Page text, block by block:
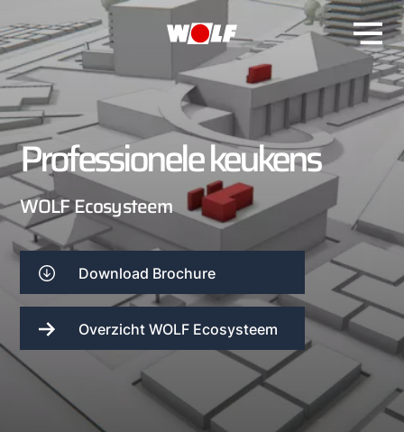
Professionele keukens
WOLF Ecosysteem
Download Brochure
Overzicht WOLF Ecosysteem